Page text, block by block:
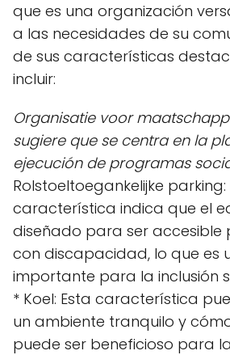
que es una organización
a las necesidades de su
de sus características
incluir:
Organisatie voor
sugiere que se centra en la
ejecución de programas
Rolstoeltoegankelijke parking:
característica indica que el
diseñado para ser accesible
con discapacidad, lo que es
importante para la inclusión
* Koel: Esta característica
un ambiente tranquilo y
puede ser beneficioso para